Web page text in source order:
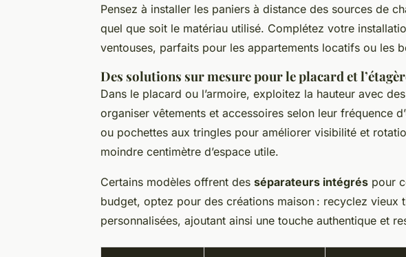
Pensez à installer les paniers à distance des sources de
quel que soit le matériau utilisé. Complétez votre
ventouses, parfaits pour les appartements locatifs ou les
Des solutions sur mesure pour le placard et
Dans le placard ou l’armoire, exploitez la hauteur avec des
organiser vêtements et accessoires selon leur fréquence
ou pochettes aux tringles pour améliorer visibilité et
moindre centimètre d’espace utile.
Certains modèles offrent des séparateurs intégrés pour
budget, optez pour des créations maison : recyclez vieux
personnalisées, ajoutant ainsi une touche authentique et